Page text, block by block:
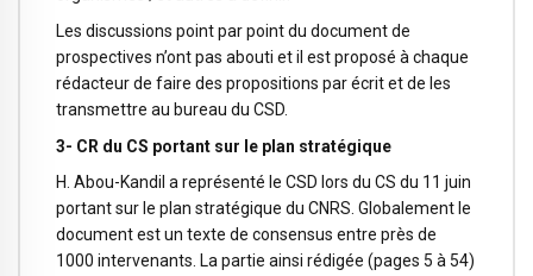
Les discussions point par point du document de
prospectives n’ont pas abouti et il est proposé à chaque
rédacteur de faire des propositions par écrit et de les
transmettre au bureau du CSD.
3- CR du CS portant sur le plan stratégique
H. Abou-Kandil a représenté le CSD lors du CS du 11 juin
portant sur le plan stratégique du CNRS. Globalement le
document est un texte de consensus entre près de
1000 intervenants. La partie ainsi rédigée (pages 5 à 54)